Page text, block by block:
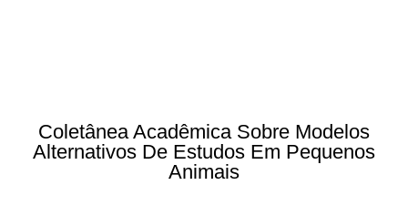
Coletânea Acadêmica Sobre Modelos
Alternativos De Estudos Em Pequenos
Animais